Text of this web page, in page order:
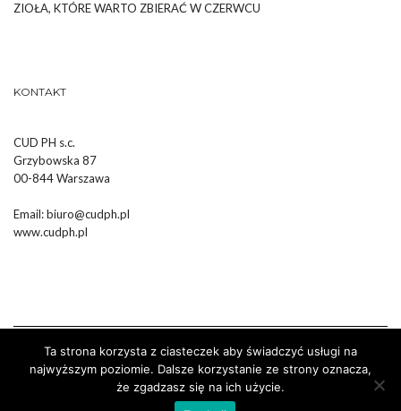
ZIOŁA, KTÓRE WARTO ZBIERAĆ W CZERWCU
KONTAKT
CUD PH s.c.
Grzybowska 87
00-844 Warszawa
Email:biuro@cudph.pl
www.cudph.pl
Wykonanie :Strony Internetowe Białystok Dr Pixel
Ta strona korzysta z ciasteczek aby świadczyć usługi na
najwyższym poziomie. Dalsze korzystanie ze strony oznacza,
że zgadzasz się na ich użycie.